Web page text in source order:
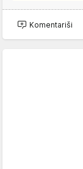
Komentariši